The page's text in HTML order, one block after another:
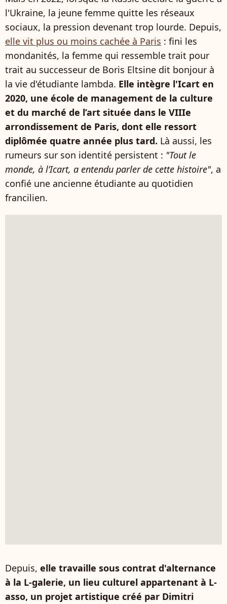
l'Ukraine, la jeune femme quitte les réseaux
sociaux, la pression devenant trop lourde. Depuis,
elle vit plus ou moins cachée à Paris : fini les
mondanités, la femme qui ressemble trait pour
trait au successeur de Boris Eltsine dit bonjour à
la vie d'étudiante lambda. Elle intègre l'Icart en
2020, une école de management de la culture
et du marché de l’art située dans le VIIIe
arrondissement de Paris, dont elle ressort
diplômée quatre année plus tard. Là aussi, les
rumeurs sur son identité persistent : "Tout le
monde, à l’Icart, a entendu parler de cette histoire", a
confié une ancienne étudiante au quotidien
francilien.
Depuis, elle travaille sous contrat d'alternance
à la L-galerie, un lieu culturel appartenant à L-
asso, un projet artistique créé par Dimitri